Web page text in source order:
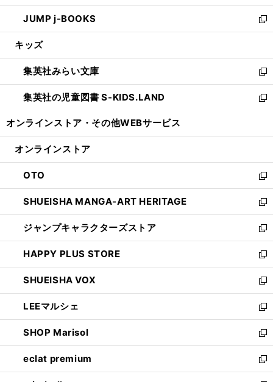
ウ
で
開
ン
ド
ウ
開
く
ウ
ィ
ン
ウ
で
開
く
し
い
ウ
ン
ド
ウ
で
JUMP j-BOOKS
新
し
ウ
ィ
ン
ド
開
キッズ
集英社みらい文庫
新
し
い
ン
ウ
で
開
く
集英社の児童図書 S-KIDS.LAND
新
ウ
ン
ド
ウ
で
開
く
オンラインストア・ その他WEBサービス
オンラインストア
OTO
新
し
い
ウ
ィ
ン
ド
ウ
で
開
く
SHUEISHA MANGA-ART HERITAGE
新
し
い
ウ
ィ
ン
ド
ウ
で
開
く
ジャンプキャラクターズストア
新
し
い
ウ
ィ
ン
ド
ウ
で
開
く
HAPPY PLUS STORE
新
し
い
ウ
ィ
ン
ド
ウ
で
開
SHUEISHA VOX
新
し
い
ウ
ィ
ン
ド
ウ
LEEマルシェ
新
し
い
ウ
ィ
ン
SHOP Marisol
新
し
い
ウ
eclat premium
新
し